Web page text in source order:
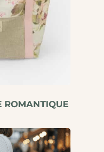
ROMANTIQUE